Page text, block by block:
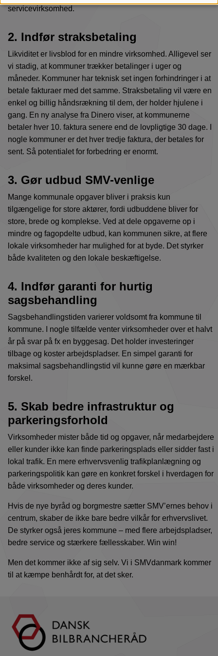
servicevirksomhed.
2. Indfør straksbetaling
Likviditet er livsblod for en mindre virksomhed. Alligevel ser
vi stadig, at kommuner trækker betalinger i uger og
måneder. Kommuner har teknisk set ingen forhindringer i at
betale fakturaer med det samme. Straksbetaling vil være en
enkel og billig håndsrækning til dem, der holder hjulene i
gang. En ny analyse fra Dinero viser, at kommunerne
betaler hver 10. faktura senere end de lovpligtige 30 dage. I
nogle kommuner er det hver tredje faktura, der betales for
sent. Så potentialet for forbedring er enormt.
3. Gør udbud SMV-venlige
Mange kommunale opgaver bliver i praksis kun
tilgængelige for store aktører, fordi udbuddene bliver for
store, brede og komplekse. Ved at dele opgaverne op i
mindre og fagopdelte udbud, kan kommunen sikre, at flere
lokale virksomheder har mulighed for at byde. Det styrker
både kvaliteten og den lokale beskæftigelse.
4. Indfør garanti for hurtig
sagsbehandling
Sagsbehandlingstiden varierer voldsomt fra kommune til
kommune. I nogle tilfælde venter virksomheder over et halvt
år på svar på fx en byggesag. Det holder investeringer
tilbage og koster arbejdspladser. En simpel garanti for
maksimal sagsbehandlingstid vil kunne gøre en mærkbar
forskel.
5. Skab bedre infrastruktur og
parkeringsforhold
Virksomheder mister både tid og opgaver, når medarbejdere
eller kunder ikke kan finde parkeringsplads eller sidder fast i
lokal trafik. En mere erhvervsvenlig trafikplanlægning og
parkeringspolitik kan gøre en konkret forskel i hverdagen for
både virksomheder og deres kunder.
Hvis de nye byråd og borgmestre sætter SMV’ernes behov i
centrum, skaber de ikke bare bedre vilkår for erhvervslivet.
De styrker også jeres kommune – med flere arbejdspladser,
bedre service og stærkere fællesskaber. Win win!
Men det kommer ikke af sig selv. Vi i SMVdanmark kommer
til at kæmpe benhårdt for, at det sker.